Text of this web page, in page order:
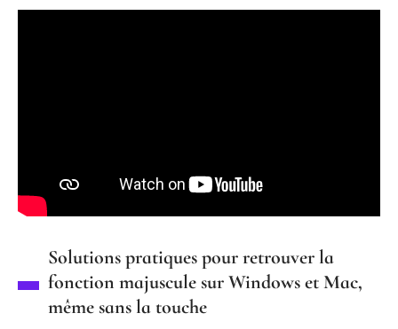
Solutions pratiques pour retrouver la
fonction majuscule sur Windows et Mac,
même sans la touche